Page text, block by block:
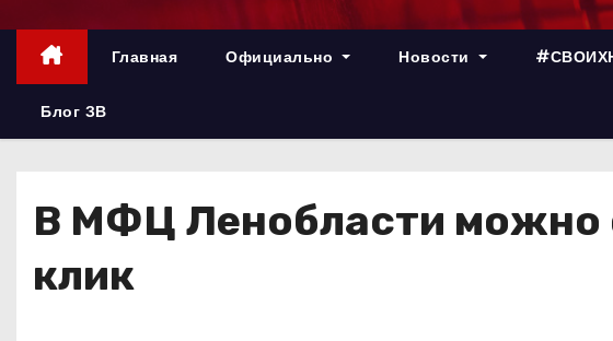
р
Главная Официально Новости
Блог ЗВ
В МФЦ Ленобласти можно
клик